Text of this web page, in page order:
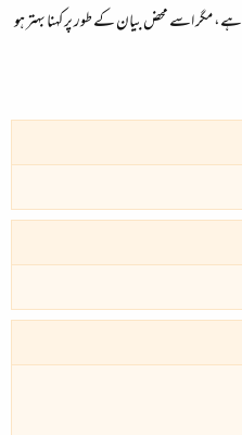
مگر اسے محض بیان کے طور پر کہنا بہتر ہو